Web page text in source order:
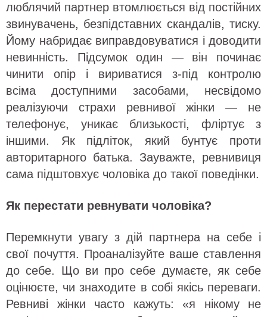
люблячий партнер втомлюється від постійних
звинувачень, безпідставних скандалів, тиску.
Йому набридає виправдовуватися і доводити
невинність. Підсумок один — він починає
чинити опір і вириватися з-під контролю
всіма доступними засобами, несвідомо
реалізуючи страхи ревнивої жінки — не
телефонує, уникає близькості, фліртує з
іншими. Як підліток, який бунтує проти
авторитарного батька. Зауважте, ревнивиця
сама підштовхує чоловіка до такої поведінки.
Як перестати ревнувати чоловіка?
Перемкнути увагу з дій партнера на себе і
свої почуття. Проаналізуйте ваше ставлення
до себе. Що ви про себе думаєте, як себе
оцінюєте, чи знаходите в собі якісь переваги.
Ревниві жінки часто кажуть: «я нікому не